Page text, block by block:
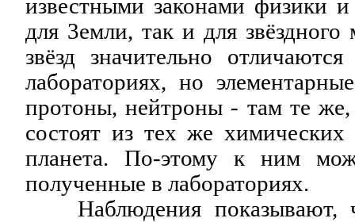
известными законами физики
для 3емли, так и для
звёзд значительно
лабораториях, но
протоны, нейтроны - там те
состоят из тех же
планета. Пo-этому к ним
полученные в лабораториях.
Наблюдения показывают,